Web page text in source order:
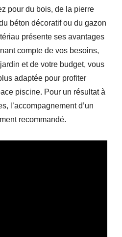
pour du bois, de la pierre
béton décoratif ou du gazon
présente ses avantages
compte de vos besoins,
et de votre budget, vous
adaptée pour profiter
piscine. Pour un résultat à
l’accompagnement d’un
recommandé.